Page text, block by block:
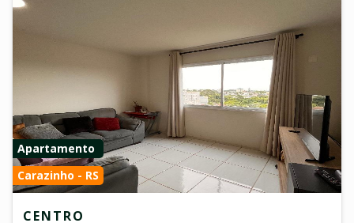
Apartamento
Carazinho - RS
CENTRO